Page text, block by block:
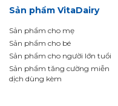
Sản phẩm VitaDairy
Sản phẩm cho mẹ
Sản phẩm cho bé
Sản phẩm cho người lớn tuổi
Sản phẩm tăng cường miễn
dịch dùng kèm